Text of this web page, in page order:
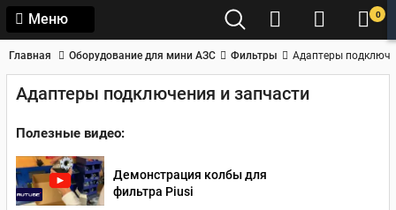
Меню 0
Главная Оборудование для мини АЗС Фильтры Адаптеры
Адаптеры подключения и запчасти
Полезные видео:
Демонстрация колбы для
фильтра Piusi